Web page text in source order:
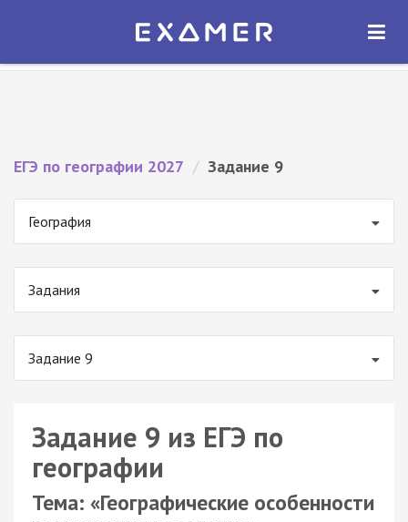
Экзамер — ЕГЭ 2027
ОТКРЫТЬ
ЕГЭ по географии 2027 / Задание 9
География
Задания
Задание 9
Задание 9 из ЕГЭ по
географии
Тема: «Географические особенности